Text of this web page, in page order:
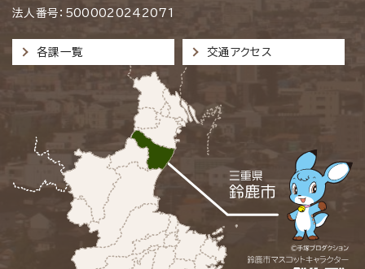
法人番号：5000020242071
各課一覧 交通アクセス